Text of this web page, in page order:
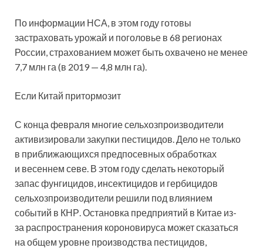
По информации НСА, в этом году готовы
застраховать урожай и поголовье в 68 регионах
России, страхованием может быть охвачено не менее
7,7 млн га (в 2019 — 4,8 млн га).
Если Китай притормозит
С конца февраля многие сельхозпроизводители
активизировали закупки пестицидов. Дело не только
в приближающихся предпосевных обработках
и весеннем севе. В этом году сделать некоторый
запас фунгицидов, инсектицидов и гербицидов
сельхозпроизводители решили под влиянием
событий в КНР. Остановка предприятий в Китае из-
за распространения короновируса может сказаться
на общем уровне производства пестицидов,